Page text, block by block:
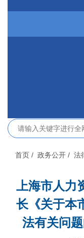
首页 / 政务公开 / 法
上海市人力
长《关于本
法有关问